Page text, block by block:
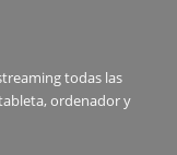
todas las
ordenador y